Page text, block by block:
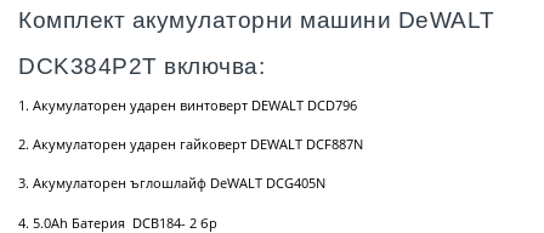
Комплект акумулаторни машини DeWALT
DCK384P2T включва:
1. Акумулаторен ударен винтоверт DEWALT DCD796
2. Акумулаторен ударен гайковерт DEWALT DCF887N
3. Акумулаторен ъглошлайф DeWALT DCG405N
4. 5.0Ah Батерия DCB184- 2 бр